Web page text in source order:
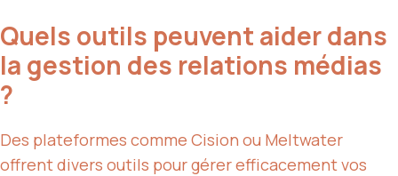
Quels outils peuvent aider dans
la gestion des relations médias
?
Des plateformes comme Cision ou Meltwater
offrent divers outils pour gérer efficacement vos